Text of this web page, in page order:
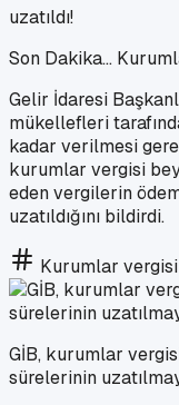
Son Dakika...
Gelir İdaresi
mükellefleri
kadar verilmesi
kurumlar vergisi
eden vergilerin
uzatıldığını bildirdi.
Kurumlar vergisi
GİB, kurumlar
sürelerinin